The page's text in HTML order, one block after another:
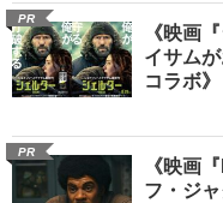
PR
《映画
イサム
コラボ》
PR
《映画
フ・ジ